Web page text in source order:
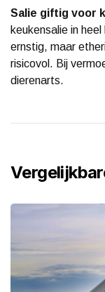
Salie giftig voor
keukensalie in
ernstig, maar
risicovol. Bij
dierenarts.